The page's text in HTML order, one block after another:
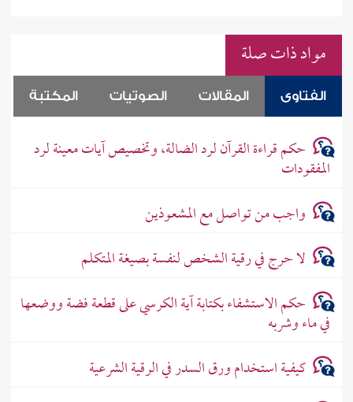
مواد ذات صلة
الفتاوى المقالات الصوتيات المكتبة
حكم قراءة القرآن لرد الضالة، وتخصيص آيات معينة لرد
المفقودات
واجب من تواصل مع المشعوذين
لا حرج في رقية الشخص لنفسة بصيغة المتكلم
حكم الاستشفاء بكتابة آية الكرسي على قطعة فضة ووضعها
في ماء وشربه
كيفية استخدام ورق السدر في الرقية الشرعية